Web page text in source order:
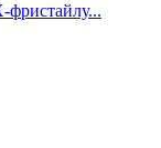
фристайлу...